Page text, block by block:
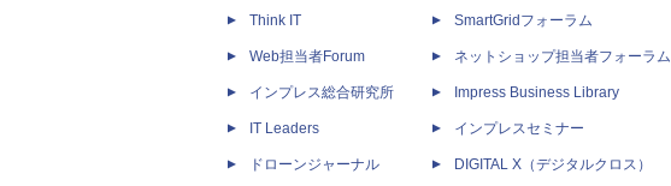
Think IT
Web担当者Forum
インプレス総合研究所
IT Leaders
ドローンジャーナル
SmartGridフォーラム
ネットショップ担当者フォーラム
Impress Business Library
インプレスセミナー
DIGITAL X（デジタルクロス）